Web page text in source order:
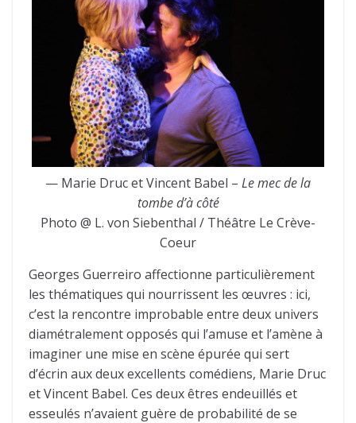
— Marie Druc et Vincent Babel – Le mec de la
tombe d’à côté
Photo @ L. von Siebenthal / Théâtre Le Crève-
Coeur
Georges Guerreiro affectionne particulièrement
les thématiques qui nourrissent les œuvres : ici,
c’est la rencontre improbable entre deux univers
diamétralement opposés qui l’amuse et l’amène à
imaginer une mise en scène épurée qui sert
d’écrin aux deux excellents comédiens, Marie Druc
et Vincent Babel. Ces deux êtres endeuillés et
esseulés n’avaient guère de probabilité de se